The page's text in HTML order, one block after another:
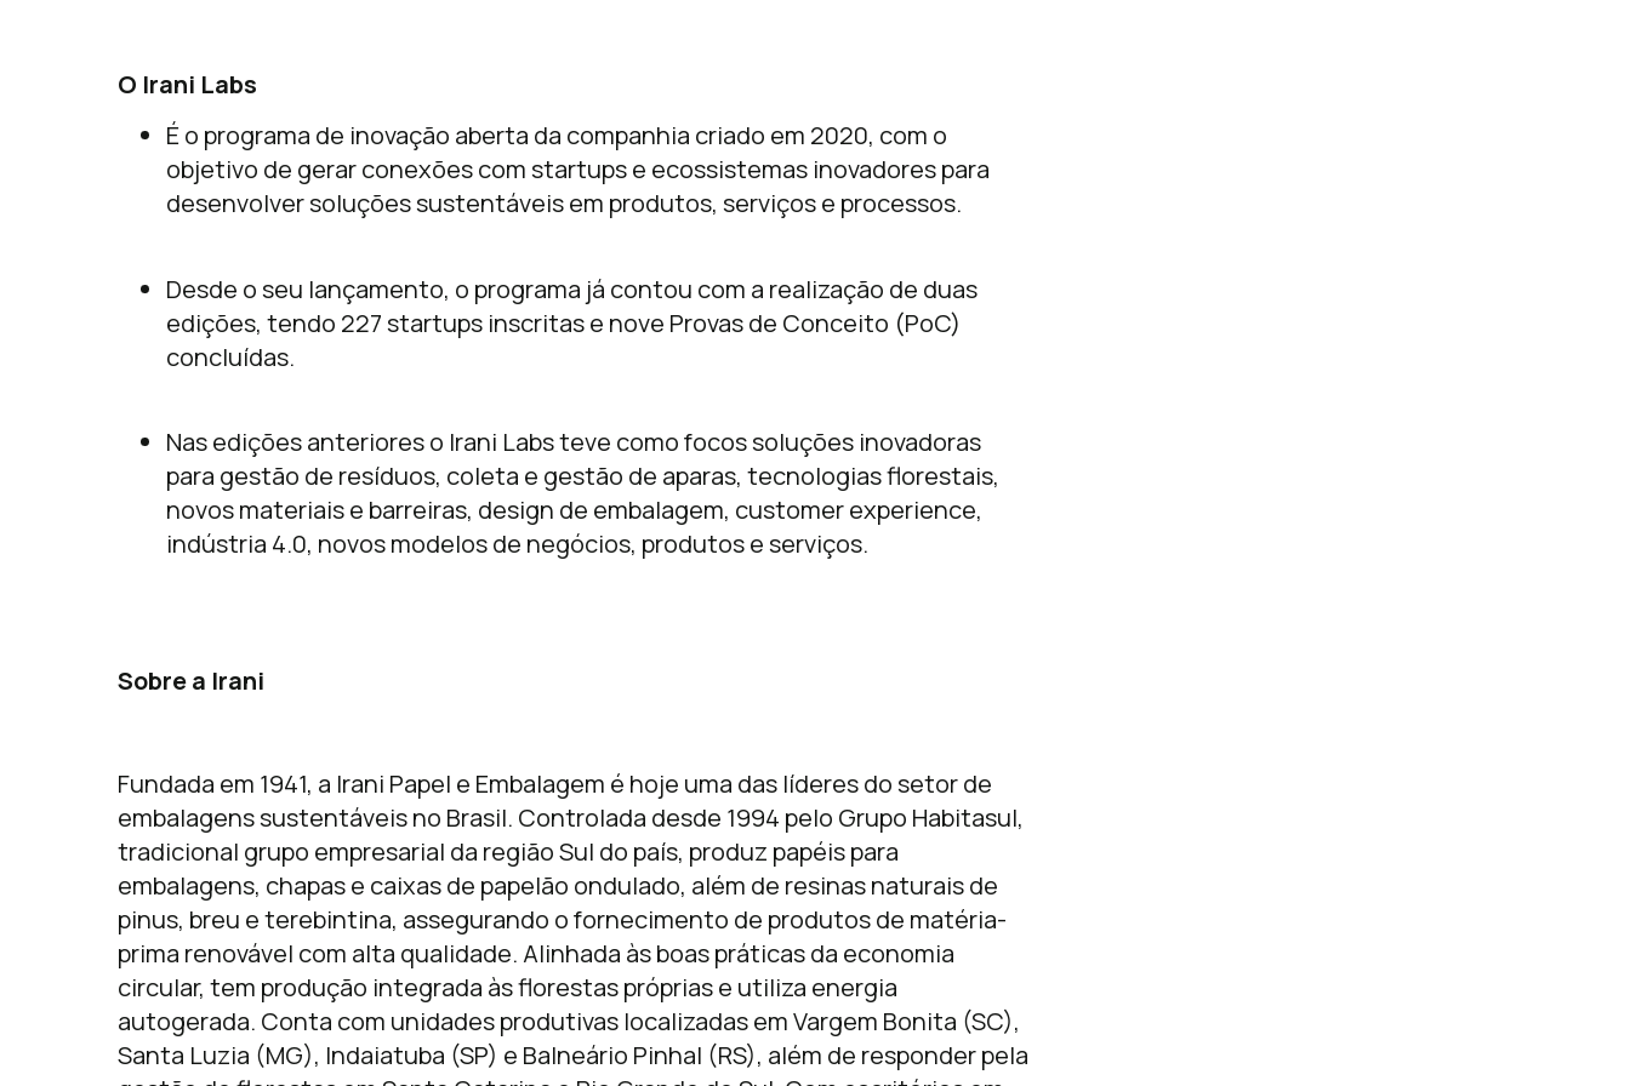
O Irani Labs
É o programa de inovação aberta da companhia criado em 2020, com o
objetivo de gerar conexões com startups e ecossistemas inovadores para
desenvolver soluções sustentáveis em produtos, serviços e processos.
Desde o seu lançamento, o programa já contou com a realização de duas
edições, tendo 227 startups inscritas e nove Provas de Conceito (PoC)
concluídas.
Nas edições anteriores o Irani Labs teve como focos soluções inovadoras
para gestão de resíduos, coleta e gestão de aparas, tecnologias florestais,
novos materiais e barreiras, design de embalagem, customer experience,
indústria 4.0, novos modelos de negócios, produtos e serviços.
Sobre a Irani
Fundada em 1941, a Irani Papel e Embalagem é hoje uma das líderes do setor de
embalagens sustentáveis no Brasil. Controlada desde 1994 pelo Grupo Habitasul,
tradicional grupo empresarial da região Sul do país, produz papéis para
embalagens, chapas e caixas de papelão ondulado, além de resinas naturais de
pinus, breu e terebintina, assegurando o fornecimento de produtos de matéria-
prima renovável com alta qualidade. Alinhada às boas práticas da economia
circular, tem produção integrada às florestas próprias e utiliza energia
autogerada. Conta com unidades produtivas localizadas em Vargem Bonita (SC),
Santa Luzia (MG), Indaiatuba (SP) e Balneário Pinhal (RS), além de responder pela